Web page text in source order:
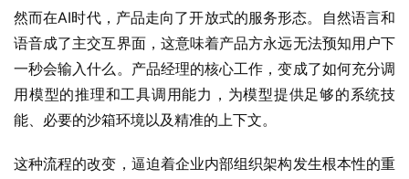
然而在AI时代，产品走向了开放式的服务形态。自然语言和
语音成了主交互界面，这意味着产品方永远无法预知用户下
一秒会输入什么。产品经理的核心工作，变成了如何充分调
用模型的推理和工具调用能力，为模型提供足够的系统技
能、必要的沙箱环境以及精准的上下文。
这种流程的改变，逼迫着企业内部组织架构发生根本性的重